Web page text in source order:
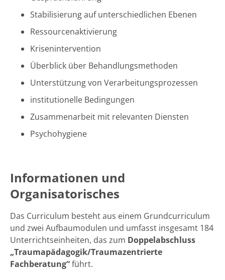
Stabilisierung auf unterschiedlichen Ebenen
Ressourcenaktivierung
Krisenintervention
Überblick über Behandlungsmethoden
Unterstützung von Verarbeitungsprozessen
institutionelle Bedingungen
Zusammenarbeit mit relevanten Diensten
Psychohygiene
Informationen und
Organisatorisches
Das Curriculum besteht aus einem Grundcurriculum
und zwei Aufbaumodulen und umfasst insgesamt 184
Unterrichtseinheiten, das zum Doppelabschluss
„Traumapädagogik/Traumazentrierte
Fachberatung“führt.